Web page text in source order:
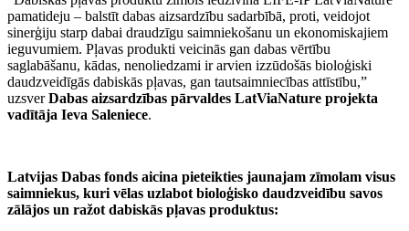
pamatideju – balstīt dabas aizsardzību sadarbībā, proti, veidojot
sinerģiju starp dabai draudzīgu saimniekošanu un ekonomiskajiem
ieguvumiem. Pļavas produkti veicinās gan dabas vērtību
saglabāšanu, kādas, nenoliedzami ir arvien izzūdošās bioloģiski
daudzveidīgās dabiskās pļavas, gan tautsaimniecības attīstību,”
uzsverDabas aizsardzības pārvaldes LatViaNature projekta
vadītāja Ieva Saleniece.
Latvijas Dabas fonds aicina pieteikties jaunajam zīmolam visus
saimniekus, kuri vēlas uzlabot bioloģisko daudzveidību savos
zālājos un ražot dabiskās pļavas produktus: